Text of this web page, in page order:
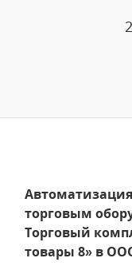
торговым
Торговый
товары 8» в